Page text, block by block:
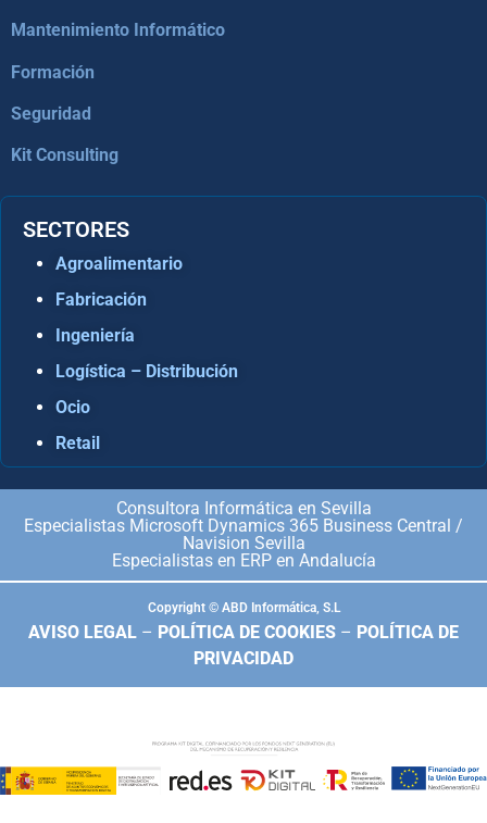
Mantenimiento Informático
Formación
Seguridad
Kit Consulting
SECTORES
Agroalimentario
Fabricación
Ingeniería
Logística – Distribución
Ocio
Retail
Consultora Informática en Sevilla
Especialistas Microsoft Dynamics 365 Business Central /
Navision Sevilla
Especialistas en ERP en Andalucía
Copyright © ABD Informática, S.L
AVISO LEGAL – POLÍTICA DE COOKIES – POLÍTICA DE
PRIVACIDAD